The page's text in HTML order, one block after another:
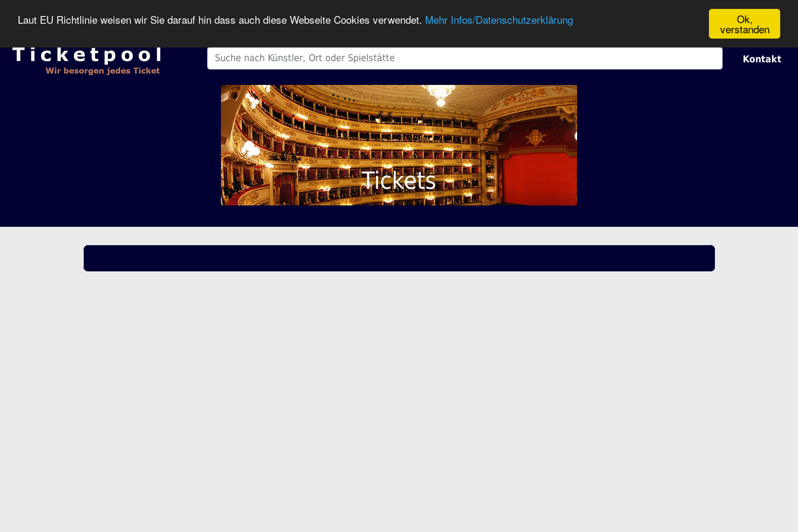
Ok,
verstanden
Laut EU Richtlinie weisen wir Sie darauf hin dass auch diese Webseite Cookies verwendet. Mehr Infos/Datenschutzerklärung
Kontakt
Tickets